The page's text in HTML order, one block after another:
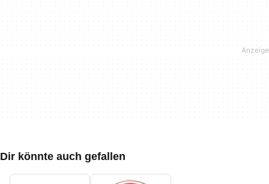
Dir könnte auch gefallen